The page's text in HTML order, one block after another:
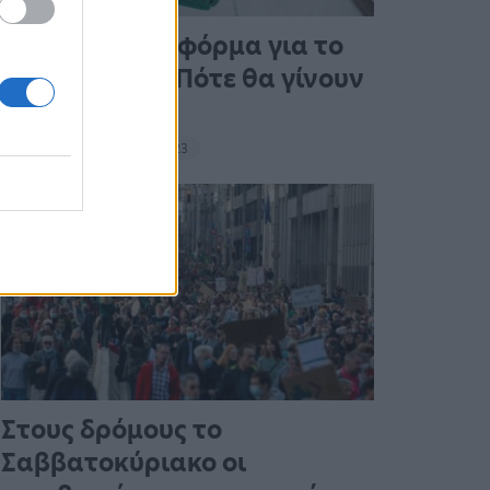
Άνοιξε η πλατφόρμα για το
Market Pass – Πότε θα γίνουν
οι πληρωμές
15:13 - 15 Σεπτεμβρίου 2023
Στους δρόμους το
Σαββατοκύριακο οι